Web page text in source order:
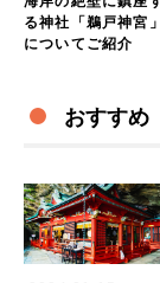
る神社「鵜戸神宮」
についてご紹介
おすすめ